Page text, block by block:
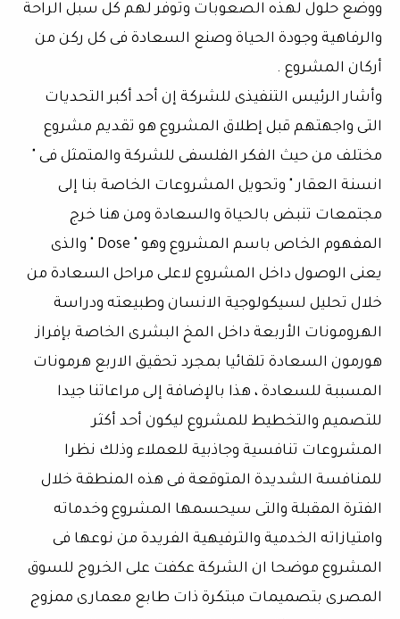
ووضع حلول لهذه الصعوبات وتوفر لهم كل سبل الراحة
والرفاهية وجودة الحياة وصنع السعادة فى كل ركن من
أركان المشروع .
وأشار الرئيس التنفيذى للشركة إن أحد أكبر التحديات
التى واجهتهم قبل إطلاق المشروع هو تقديم مشروع
مختلف من حيث الفكر الفلسفى للشركة والمتمثل فى "
انسنة العقار " وتحويل المشروعات الخاصة بنا إلى
مجتمعات تنبض بالحياة والسعادة ومن هنا خرج
المفهوم الخاص باسم المشروع وهو " Dose " والذى
يعنى الوصول داخل المشروع لاعلى مراحل السعادة من
خلال تحليل لسيكولوجية الانسان وطبيعته ودراسة
الهرومونات الأربعة داخل المخ البشرى الخاصة بإفراز
هورمون السعادة تلقائيا بمجرد تحقيق الاربع هرمونات
المسببة للسعادة ، هذا بالإضافة إلى مراعاتنا جيدا
للتصميم والتخطيط للمشروع ليكون أحد أكثر
المشروعات تنافسية وجاذبية للعملاء وذلك نظرا
للمنافسة الشديدة المتوقعة فى هذه المنطقة خلال
الفترة المقبلة والتى سيحسمها المشروع وخدماته
وامتيازاته الخدمية والترفيهية الفريدة من نوعها فى
المشروع موضحا ان الشركة عكفت على الخروج للسوق
المصرى بتصميمات مبتكرة ذات طابع معمارى ممزوج